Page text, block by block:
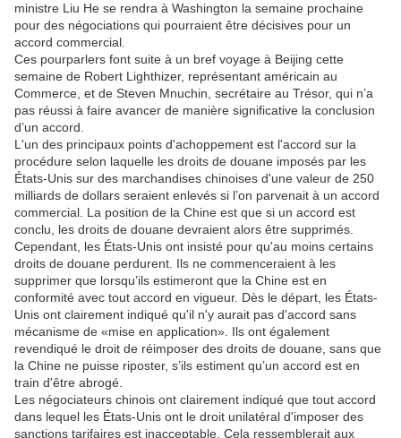
ministre Liu He se rendra à Washington la semaine prochaine
pour des négociations qui pourraient être décisives pour un
accord commercial.
Ces pourparlers font suite à un bref voyage à Beijing cette
semaine de Robert Lighthizer, représentant américain au
Commerce, et de Steven Mnuchin, secrétaire au Trésor, qui n’a
pas réussi à faire avancer de manière significative la conclusion
d’un accord.
L'un des principaux points d'achoppement est l'accord sur la
procédure selon laquelle les droits de douane imposés par les
États-Unis sur des marchandises chinoises d'une valeur de 250
milliards de dollars seraient enlevés si l’on parvenait à un accord
commercial. La position de la Chine est que si un accord est
conclu, les droits de douane devraient alors être supprimés.
Cependant, les États-Unis ont insisté pour qu'au moins certains
droits de douane perdurent. Ils ne commenceraient à les
supprimer que lorsqu’ils estimeront que la Chine est en
conformité avec tout accord en vigueur. Dès le départ, les États-
Unis ont clairement indiqué qu'il n'y aurait pas d'accord sans
mécanisme de «mise en application». Ils ont également
revendiqué le droit de réimposer des droits de douane, sans que
la Chine ne puisse riposter, s’ils estiment qu’un accord est en
train d'être abrogé.
Les négociateurs chinois ont clairement indiqué que tout accord
dans lequel les États-Unis ont le droit unilatéral d'imposer des
sanctions tarifaires est inacceptable. Cela ressemblerait aux